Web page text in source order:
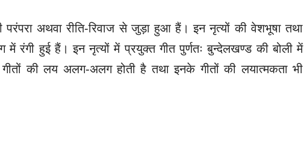
अथवा रीति-रिवाज से जुड़ा हुआ हैं। इन नृत्यों की वेशभूषा तथा
में रंगी हुई हैं। इन नृत्यों में प्रयुक्तगीत पुर्णतः बुन्देलखण्ड की बोली में
की लय अलग-अलग होती है तथा इनके गीतों की लयात्मकता भी